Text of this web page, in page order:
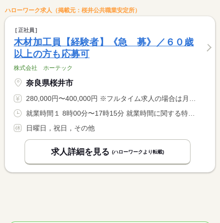
ハローワーク求人（掲載元：桜井公共職業安定所）
正社員
木材加工員【経験者】《急 募》／６０歳
以上の方も応募可
株式会社 ホーテック
奈良県桜井市
280,000円〜400,000円 ※フルタイム求人の場合は月額（換算額）、パート求人の場合は時間額を表示しています。
日曜日，祝日，その他
求人詳細を見る (ハローワークより転載)